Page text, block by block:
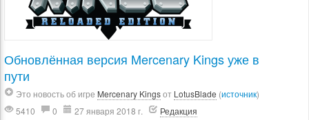
Обновлённая версия Mercenary Kings уже в
пути
Это новость об игре Mercenary Kingsот LotusBlade (источник)
5410
0 27 января 2018 г. Редакция